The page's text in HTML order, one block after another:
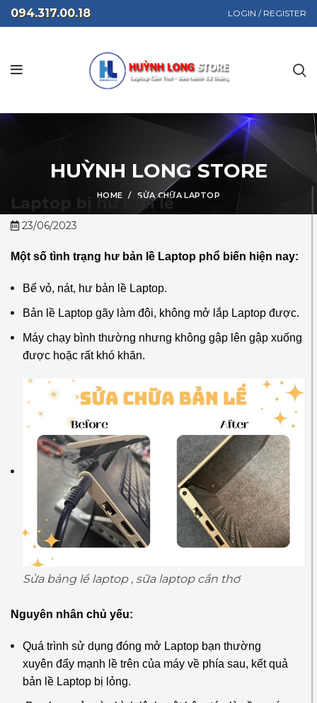
094.317.00.18 LOGIN / REGISTER
HUỲNH LONG STORE
HOME SỬA CHỮA LAPTOP
Laptop bị hư bản lề
23/06/2023
Một số tình trạng hư bản lề Laptop phổ biến hiện nay:
Bể vỏ, nát, hư bản lề Laptop.
Bản lề Laptop gãy làm đôi, không mở lắp Laptop được.
Máy chạy bình thường nhưng không gập lên gập xuống
được hoặc rất khó khăn.
Sửa bảng lề laptop , sữa laptop cần thơ
Nguyên nhân chủ yếu:
Quá trình sử dụng đóng mở Laptop bạn thường
xuyên đẩy mạnh lề trên của máy về phía sau, kết quả
bản lề Laptop bị lỏng.